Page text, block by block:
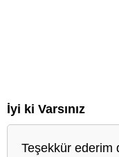
İyi ki Varsınız
Teşekkür ederim